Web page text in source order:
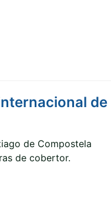
de
de Compostela
de cobertor.